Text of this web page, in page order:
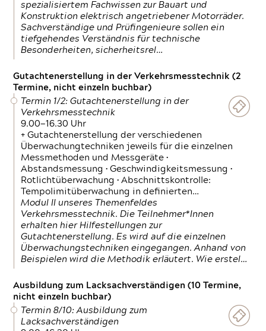
spezialisiertem Fachwissen zur Bauart und
Konstruktion elektrisch angetriebener Motorräder.
Sachverständige und Prüfingenieure sollen ein
tiefgehendes Verständnis für technische
Besonderheiten, sicherheitsrel…
Gutachtenerstellung in der Verkehrsmesstechnik (2
Termine, nicht einzeln buchbar)
Termin 1/2: Gutachtenerstellung in der
Verkehrsmesstechnik
9.00—16.30 Uhr
+ Gutachtenerstellung der verschiedenen
Überwachungtechniken jeweils für die einzelnen
Messmethoden und Messgeräte •
Abstandsmessung • Geschwindigkeitsmessung •
Rotlichtüberwachung • Abschnittskontrolle:
Tempolimitüberwachung in definierten…
Modul II unseres Themenfeldes
Verkehrsmesstechnik. Die Teilnehmer*Innen
erhalten hier Hilfestellungen zur
Gutachtenerstellung. Es wird auf die einzelnen
Überwachungstechniken eingegangen. Anhand von
Beispielen wird die Methodik erläutert. Wie erstel…
Ausbildung zum Lacksachverständigen (10 Termine,
nicht einzeln buchbar)
Termin 8/10: Ausbildung zum
Lacksachverständigen